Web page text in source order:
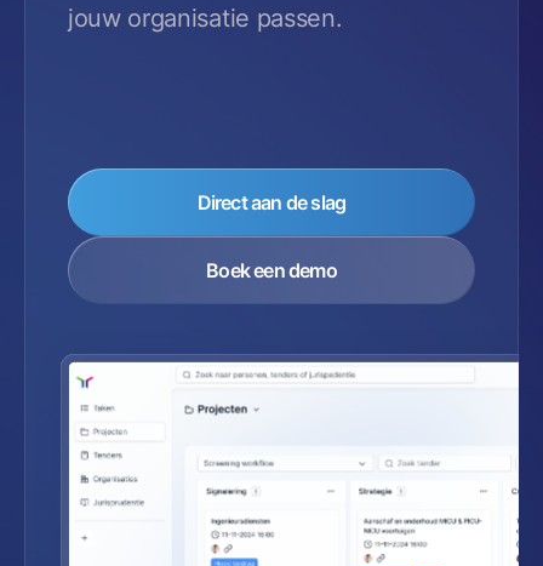
jouw organisatie passen.
Direct aan de slag
Boek een demo